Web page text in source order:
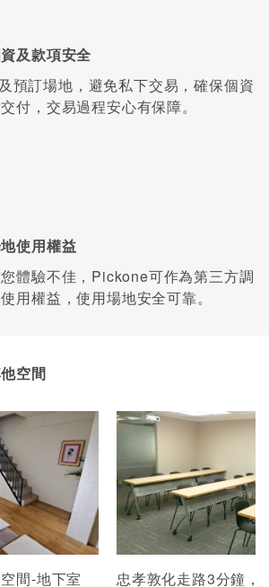
及款項安全
預訂場地，避免私下交易，確保個資
付，交易過程安心有保障。
使用權益
體驗不佳，Pickone可作為第三方調
用權益，使用場地安全可靠。
空間
間-地下室 忠孝敦化走路3分鐘，